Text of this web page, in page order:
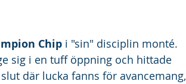
Chip i "sin" disciplin monté.
sig i en tuff öppning och hittade
där lucka fanns för avancemang,